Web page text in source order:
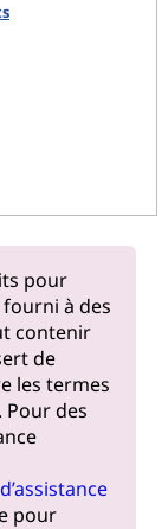
pour
à des
contenir
de
les termes
des
pour